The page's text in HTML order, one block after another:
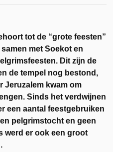
tot de “grote feesten”
met Soekot en
Dit zijn de
de tempel nog bestond,
Jeruzalem kwam om
Sinds het verdwijnen
een aantal feestgebruiken
pelgrimstocht en geen
werd er ook een groot